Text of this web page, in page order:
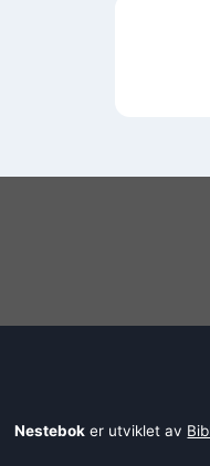
Nestebok er utviklet av